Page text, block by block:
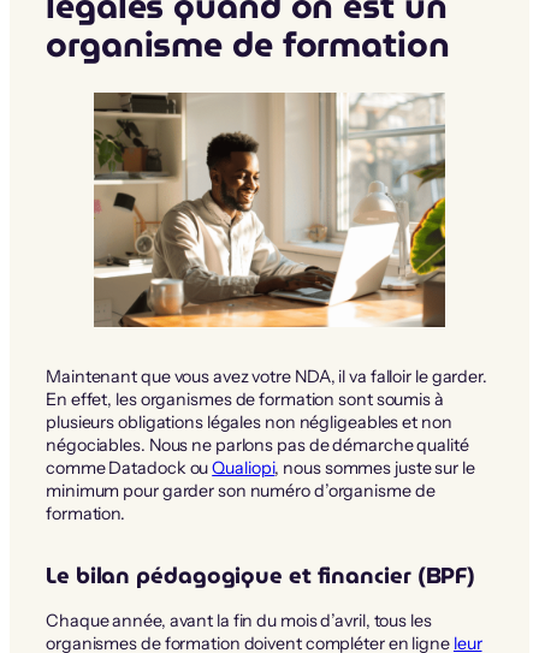
organisme de formation
Maintenant que vous avez votre NDA, il va falloir le garder.
En effet, les organismes de formation sont soumis à
plusieurs obligations légales non négligeables et non
négociables. Nous ne parlons pas de démarche qualité
comme Datadock ouQualiopi, nous sommes juste sur le
minimum pour garder son numéro d’organisme de
formation.
Le bilan pédagogique et financier(BPF)
Chaque année, avant la fin du mois d’avril, tous les
organismes de formation doivent compléter en ligne leur